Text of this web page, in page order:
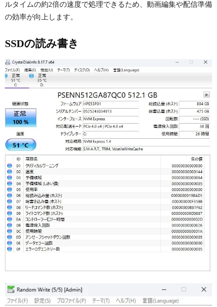
ルタイムの約2倍の速度で処理できるため、動画編集や配信準備
の効率が向上します。
SSDの読み書き